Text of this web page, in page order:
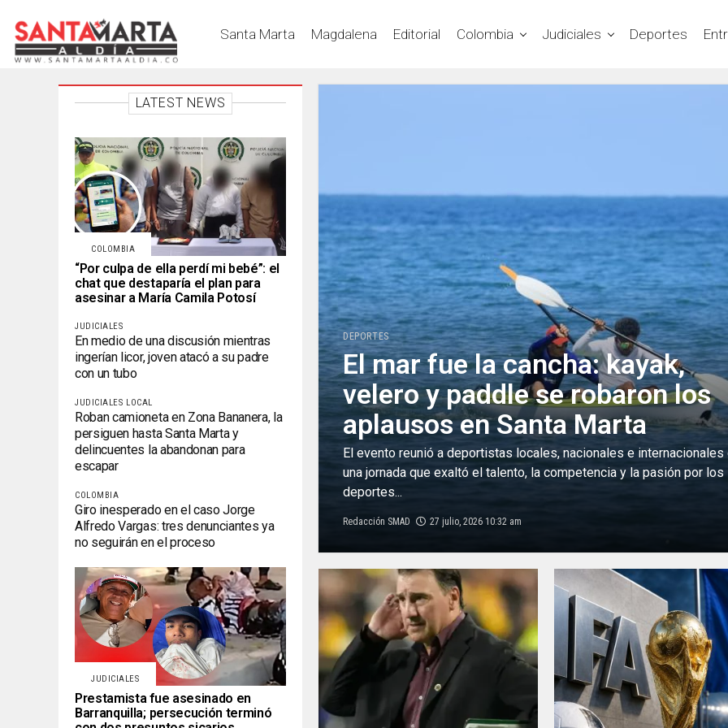
Santa Marta Magdalena Editorial Colombia Judiciales Deportes
DEPORTES
El mar fue la cancha: kayak,
velero y paddle se robaron los
aplausos en Santa Marta
El evento reunió a deportistas locales, nacionales e internacionales
una jornada que exaltó el talento, la competencia y la pasión por los
deportes...
Redacción SMAD 27 julio, 2026 10:32 am
LATEST NEWS
COLOMBIA
“Por culpa de ella perdí mi bebé”: el
chat que destaparía el plan para
asesinar a María Camila Potosí
JUDICIALES
En medio de una discusión mientras
ingerían licor, joven atacó a su padre
con un tubo
JUDICIALES LOCAL
Roban camioneta en Zona Bananera, la
persiguen hasta Santa Marta y
delincuentes la abandonan para
escapar
COLOMBIA
Giro inesperado en el caso Jorge
Alfredo Vargas: tres denunciantes ya
no seguirán en el proceso
JUDICIALES
Prestamista fue asesinado en
Barranquilla; persecución terminó